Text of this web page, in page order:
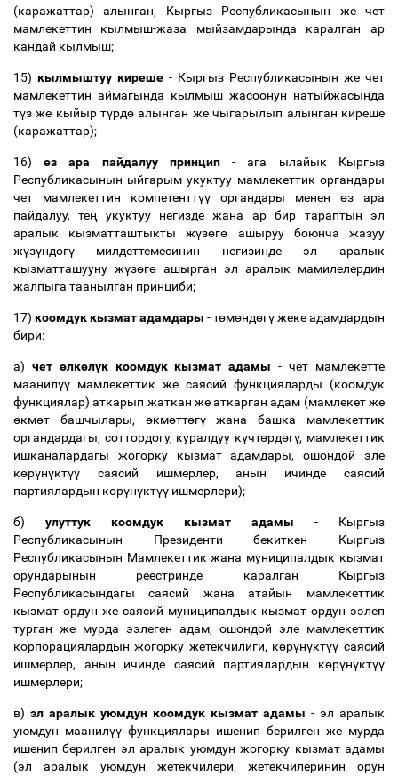
(каражаттар) алынган, Кыргыз Республикасынын же чет
мамлекеттин кылмыш-жаза мыйзамдарында каралган ар
кандай кылмыш;
15) кылмыштуу киреше - Кыргыз Республикасынын же чет
мамлекеттин аймагында кылмыш жасоонун натыйжасында
түз же кыйыр түрдө алынган же чыгарылып алынган киреше
(каражаттар);
16)өз ара пайдалуу принцип - ага ылайык Кыргыз
Республикасынын ыйгарым укуктуу мамлекеттик органдары
чет мамлекеттин компетенттүү органдары менен өз ара
пайдалуу, тең укуктуу негизде жана ар бир тараптын эл
аралык кызматташтыкты жүзөгө ашыруу боюнча жазуу
жүзүндөгү милдеттемесинин негизинде эл аралык
кызматташууну жүзөгө ашырган эл аралык мамилелердин
жалпыга таанылган принциби;
17) коомдук кызмат адамдары - төмөндөгүжеке адамдардын
бири:
а) чет өлкөлүк коомдук кызмат адамы - чет мамлекетте
маанилүү мамлекеттик же саясий функцияларды (коомдук
функциялар) аткарып жаткан же аткарган адам (мамлекет же
өкмөт башчылары, өкмөттөгүжана башка мамлекеттик
органдардагы, соттордогу, куралдуу күчтөрдөгү, мамлекеттик
ишканалардагы жогорку кызмат адамдары, ошондой эле
көрүнүктүү саясий ишмерлер, анын ичинде саясий
партиялардын көрүнүктүү ишмерлери);
б) улуттук коомдук кызмат адамы - Кыргыз
Республикасынын Президенти бекиткен Кыргыз
Республикасынын Мамлекеттик жана муниципалдык кызмат
орундарынын реестринде каралган Кыргыз
Республикасындагы саясий жана атайын мамлекеттик
кызмат ордун же саясий муниципалдык кызмат ордун ээлеп
турган же мурда ээлеген адам, ошондой эле мамлекеттик
корпорациялардын жогорку жетекчилиги, көрүнүктүү саясий
ишмерлер, анын ичинде саясий партиялардын көрүнүктүү
ишмерлери;
в) эл аралык уюмдун коомдук кызмат адамы - эл аралык
уюмдун маанилүү функциялары ишенип берилген же мурда
ишенип берилген эл аралык уюмдун жогорку кызмат адамы
(эл аралык уюмдун жетекчилери, жетекчилеринин орун